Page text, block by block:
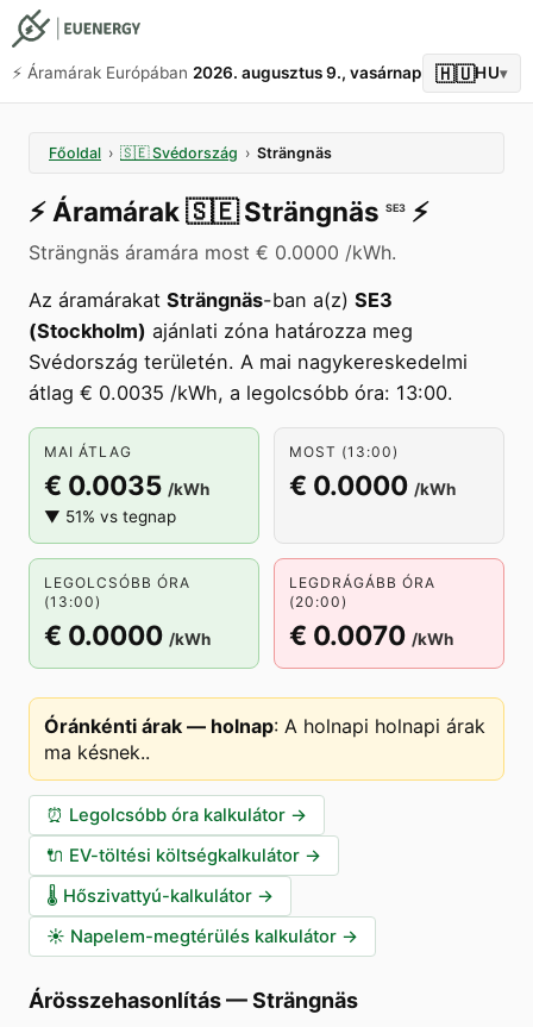
⚡️ Áramárak Európában 2026. augusztus 9., vasárnap 🇭🇺HU▾
Főoldal › 🇸🇪 Svédország › Strängnäs
⚡️ Áramárak🇸🇪 Strängnäs SE3 ⚡️
Strängnäs áramára most € 0.0000 /kWh.
Az áramárakat Strängnäs-ban a(z) SE3
(Stockholm) ajánlati zóna határozza meg
Svédország területén. A mai nagykereskedelmi
átlag € 0.0035 /kWh, a legolcsóbb óra: 13:00.
MAI ÁTLAG
€ 0.0035 /kWh
▼ 51% vs tegnap
MOST (13:00)
€ 0.0000 /kWh
LEGOLCSÓBB ÓRA
(13:00)
€ 0.0000 /kWh
LEGDRÁGÁBB ÓRA
(20:00)
€ 0.0070 /kWh
Óránkénti árak — holnap: A holnapi holnapi árak
ma késnek..
⏰ Legolcsóbb óra kalkulátor →
🔌 EV-töltési költségkalkulátor →
🌡️ Hőszivattyú-kalkulátor →
☀️ Napelem-megtérülés kalkulátor →
Árösszehasonlítás—Strängnäs